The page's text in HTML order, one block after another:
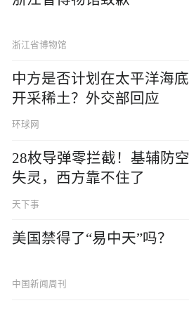
浙江省博物馆
中方是否计划在太平洋海底
开采稀土？外交部回应
环球网
28枚导弹零拦截！基辅防空
失灵，西方靠不住了
天下事
美国禁得了“易中天”吗？
中国新闻周刊